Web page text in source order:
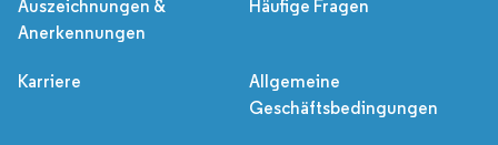
Auszeichnungen &
Anerkennungen
Häufige Fragen
Karriere
Allgemeine
Geschäftsbedingungen